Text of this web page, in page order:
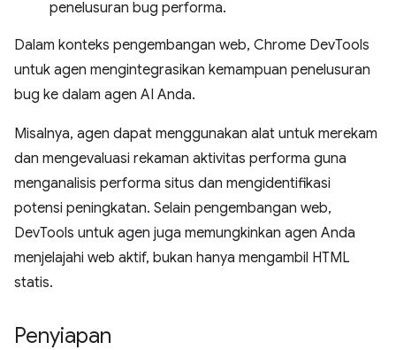
penelusuran bug performa.
Dalam konteks pengembangan web, Chrome DevTools
untuk agen mengintegrasikan kemampuan penelusuran
bug ke dalam agen AI Anda.
Misalnya, agen dapat menggunakan alat untuk merekam
dan mengevaluasi rekaman aktivitas performa guna
menganalisis performa situs dan mengidentifikasi
potensi peningkatan. Selain pengembangan web,
DevTools untuk agen juga memungkinkan agen Anda
menjelajahi web aktif, bukan hanya mengambil HTML
statis.
Penyiapan